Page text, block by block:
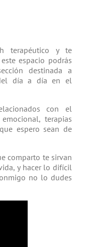
tera­péutico y te
espacio podrás
destinada a
día a día en el
con el
terapias
espero sean de
comparto te sirvan
y hacer lo difícil
no lo dudes